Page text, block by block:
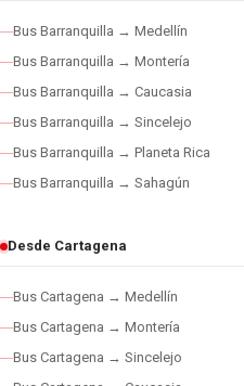
Bus Barranquilla → Medellín
Bus Barranquilla → Montería
Bus Barranquilla → Caucasia
Bus Barranquilla → Sincelejo
Bus Barranquilla → Planeta Rica
Bus Barranquilla → Sahagún
Desde Cartagena
Bus Cartagena → Medellín
Bus Cartagena → Montería
Bus Cartagena → Sincelejo